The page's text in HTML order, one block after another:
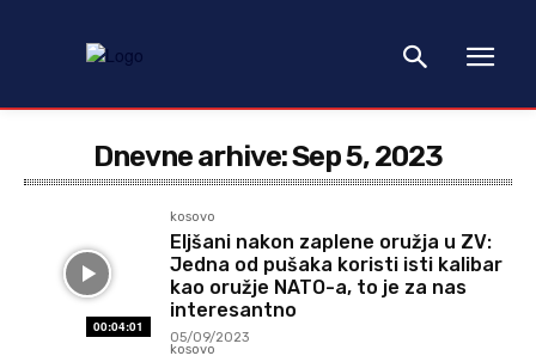
Dnevne arhive: Sep 5, 2023
00:04:01
kosovo
Eljšani nakon zaplene oružja u ZV:
Jedna od pušaka koristi isti kalibar
kao oružje NATO-a, to je za nas
interesantno
05/09/2023
kosovo